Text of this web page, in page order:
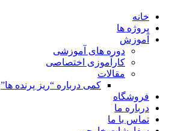
خانه
پروژه ها
آموزش
دوره های آموزشی
کارآموزی اختصاصی
مقالات
کمی درباره “ریز پرنده ها”
فروشگاه
درباره ما
تماس با ما